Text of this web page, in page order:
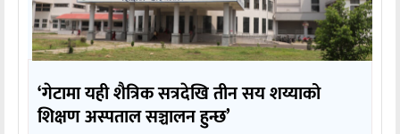
‘गेटामा यही शैत्रिक सत्रदेखि तीन सय शय्याको
शिक्षण अस्पताल सञ्चालन हुन्छ’